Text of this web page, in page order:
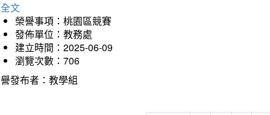
文
榮譽事項：桃園區競賽
發佈單位：教務處
建立時間：2025-06-09
瀏覽次數：706
發布者：教學組